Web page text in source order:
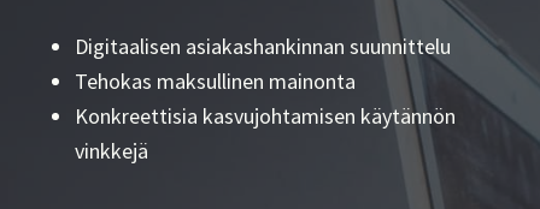
Digitaalisen asiakashankinnan suunnittelu
Tehokas maksullinen mainonta
Konkreettisia kasvujohtamisen käytännön
vinkkejä